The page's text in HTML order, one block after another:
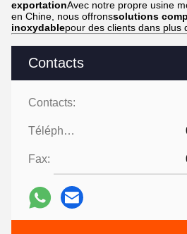
Contacts
Contacts:
Téléphone:
Fax:
exportationAvec notre propre usine
en Chine, nous offronssolutions
inoxydablepour des clients dans plus